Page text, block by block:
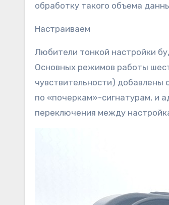
обработку такого объема
Настраиваем
Любители тонкой настройки
Основных режимов работы
чувствительности) добавлены
по «почеркам»-сигнатурам, и
переключения между